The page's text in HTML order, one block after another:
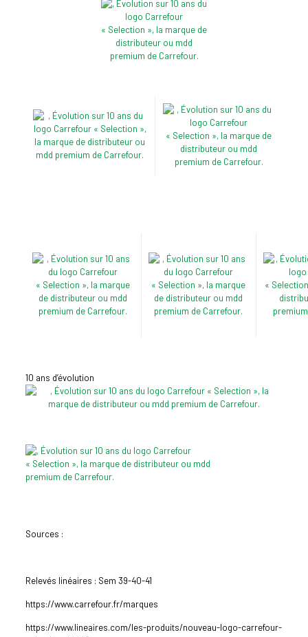
10 ans d’évolution
Sources :
Relevés linéaires : Sem 39-40-41
https://www.carrefour.fr/marques
https://www.lineaires.com/les-produits/nouveau-logo-carrefour-